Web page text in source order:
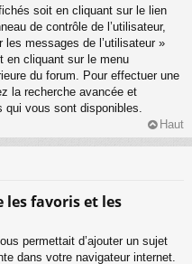
soit en cliquant sur le lien
de contrôle de l’utilisateur,
messages de l’utilisateur »
en cliquant sur le menu
du forum. Pour effectuer une
la recherche avancée et
vous sont disponibles.
Haut
les favoris et les
permettait d’ajouter un sujet
dans votre navigateur internet.